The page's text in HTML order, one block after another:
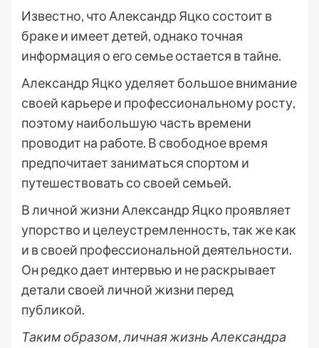
Известно, что Александр Яцко состоит в
браке и имеет детей, однако точная
информация о его семье остается в тайне.
Александр Яцко уделяет большое внимание
своей карьере и профессиональному росту,
поэтому наибольшую часть времени
проводит на работе. В свободное время
предпочитает заниматься спортом и
путешествовать со своей семьей.
В личной жизни Александр Яцко проявляет
упорство и целеустремленность, так же как
и в своей профессиональной деятельности.
Он редко дает интервью и не раскрывает
детали своей личной жизни перед
публикой.
Таким образом, личная жизнь Александра